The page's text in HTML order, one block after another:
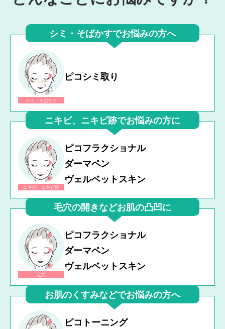
シミ・そばかすでお悩みの方へ
シミ・そばかす
ピコシミ取り
ニキビ、ニキビ跡でお悩みの方に
ニキビ、ニキビ跡
ピコフラクショナル
ダーマペン
ヴェルベットスキン
毛穴の開きなどお肌の凸凹に
毛穴
ピコフラクショナル
ダーマペン
ヴェルベットスキン
お肌のくすみなどでお悩みの方へ
ピコトーニング